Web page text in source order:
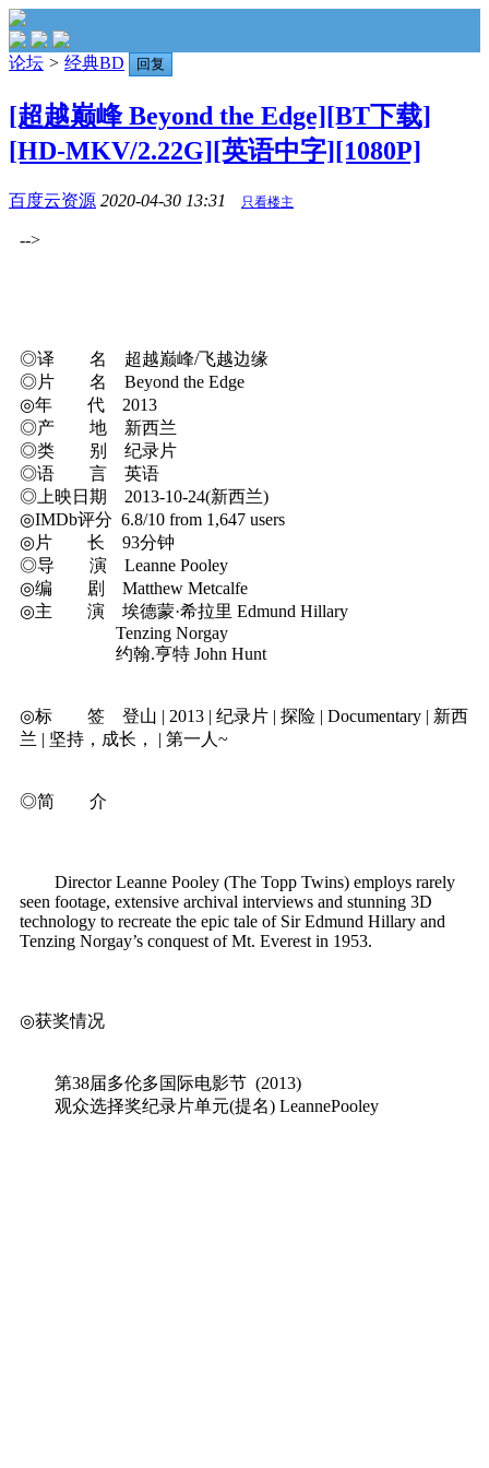
论坛 > 经典BD 回复
[超越巅峰 Beyond the Edge][BT下载]
[HD-MKV/2.22G][英语中字][1080P]
百度云资源 2020-04-30 13:31 只看楼主
-->
◎译 名 超越巅峰/飞越边缘
◎片 名 Beyond the Edge
◎年 代 2013
◎产 地 新西兰
◎类 别 纪录片
◎语 言 英语
◎上映日期 2013-10-24(新西兰)
◎IMDb评分 6.8/10 from 1,647 users
◎片 长 93分钟
◎导 演 Leanne Pooley
◎编 剧 Matthew Metcalfe
◎主 演 埃德蒙·希拉里 Edmund Hillary
Tenzing Norgay
约翰.亨特 John Hunt
◎标 签 登山 | 2013 | 纪录片 | 探险 | Documentary | 新西
兰 | 坚持，成长， | 第一人~
◎简 介
Director Leanne Pooley (The Topp Twins) employs rarely
seen footage, extensive archival interviews and stunning 3D
technology to recreate the epic tale of Sir Edmund Hillary and
Tenzing Norgay’s conquest of Mt. Everest in 1953.
◎获奖情况
第38届多伦多国际电影节 (2013)
观众选择奖纪录片单元(提名) LeannePooley